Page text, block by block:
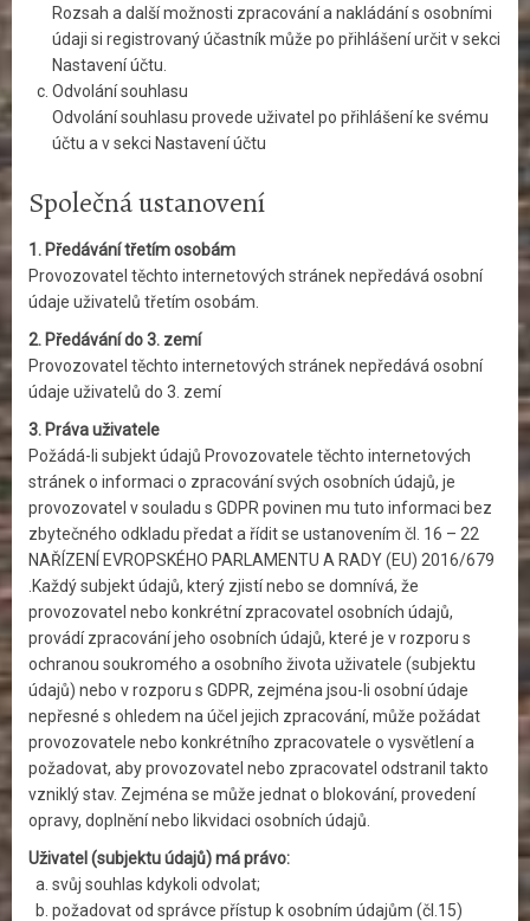
Rozsah a další možnosti zpracování a nakládání s osobními
údaji si registrovaný účastník může po přihlášení určit v sekci
Nastavení účtu.
Odvolání souhlasu
Odvolání souhlasu provede uživatel po přihlášení ke svému
účtu a v sekci Nastavení účtu
Společná ustanovení
1. Předávání třetím osobám
Provozovatel těchto internetových stránek nepředává osobní
údaje uživatelů třetím osobám.
2. Předávání do 3. zemí
Provozovatel těchto internetových stránek nepředává osobní
údaje uživatelů do 3. zemí
3. Práva uživatele
Požádá-li subjekt údajů Provozovatele těchto internetových
stránek o informaci o zpracování svých osobních údajů, je
provozovatel v souladu s GDPR povinen mu tuto informaci bez
zbytečného odkladu předat a řídit se ustanovením čl. 16 – 22
NAŘÍZENÍ EVROPSKÉHO PARLAMENTU A RADY (EU) 2016/679
.Každý subjekt údajů, který zjistí nebo se domnívá, že
provozovatel nebo konkrétní zpracovatel osobních údajů,
provádí zpracování jeho osobních údajů, které je v rozporu s
ochranou soukromého a osobního života uživatele (subjektu
údajů) nebo v rozporu s GDPR, zejména jsou-li osobní údaje
nepřesné s ohledem na účel jejich zpracování, může požádat
provozovatele nebo konkrétního zpracovatele o vysvětlení a
požadovat, aby provozovatel nebo zpracovatel odstranil takto
vzniklý stav. Zejména se může jednat o blokování, provedení
opravy, doplnění nebo likvidaci osobních údajů.
Uživatel (subjektu údajů) má právo:
svůj souhlas kdykoli odvolat;
požadovat od správce přístup k osobním údajům (čl.15)